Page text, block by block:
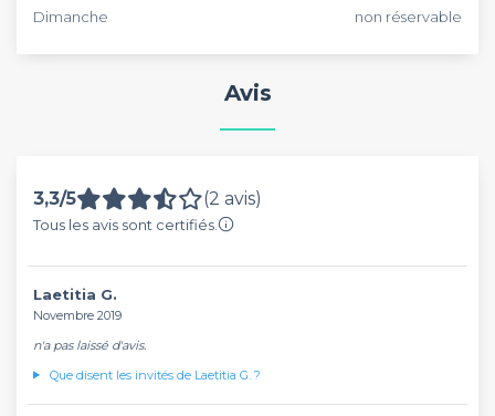
apprécier le cadre unique qu’offre la salle inférieure, avec
Dimanche non réservable
Avis
3,3/5 (2 avis)
Tous les avis sont certifiés.
Laetitia G.
Novembre 2019
n'a pas laissé d'avis.
Que disent les invités de Laetitia G. ?